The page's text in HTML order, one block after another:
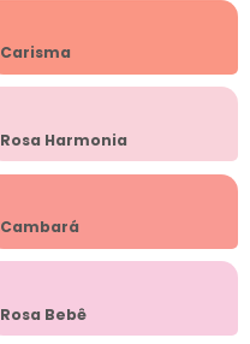
Carisma
Rosa Harmonia
Cambará
Rosa Bebê